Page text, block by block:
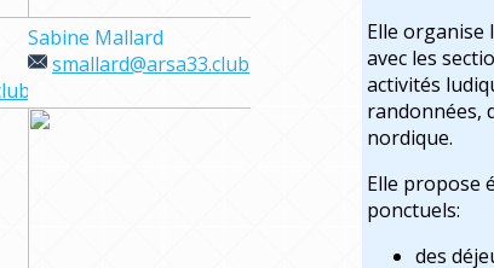
Elle
avec les
activités
randonnées,
nordique.
Elle propose
ponctuels:
des
Sabine Mallard
smallard@arsa33.club